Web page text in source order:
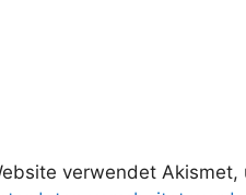
verwendet Akismet,